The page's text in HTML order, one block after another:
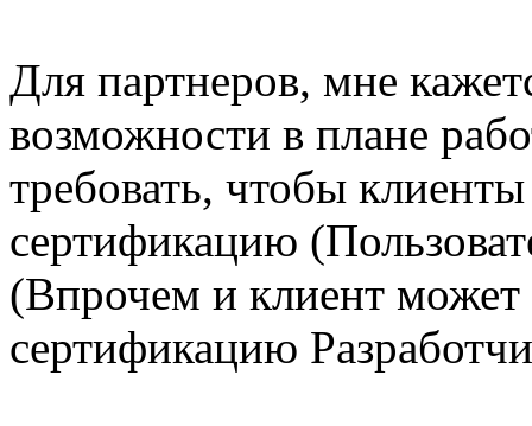
Для партнеров, мне
возможности в плане
требовать, чтобы
сертификацию
(Впрочем и клиент может
сертификацию